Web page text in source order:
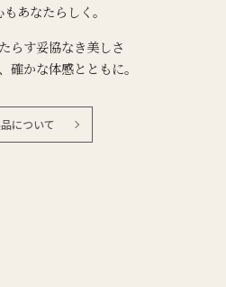
あなたらしく。
らす妥協なき美しさ
確かな体感とともに。
について